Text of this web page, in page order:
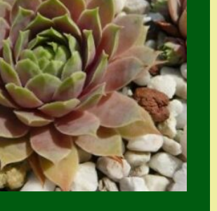
Warenkorb
Widerrufsbelehru
ng
Zahlung
Zahlungs- &
Versandinfos
Zubehör
Zubehör